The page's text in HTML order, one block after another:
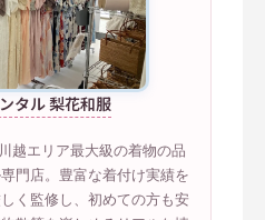
タル 梨花和服
越エリア最大級の着物の品
門店。豊富な着付け実績を
く監修し、初めての方も安